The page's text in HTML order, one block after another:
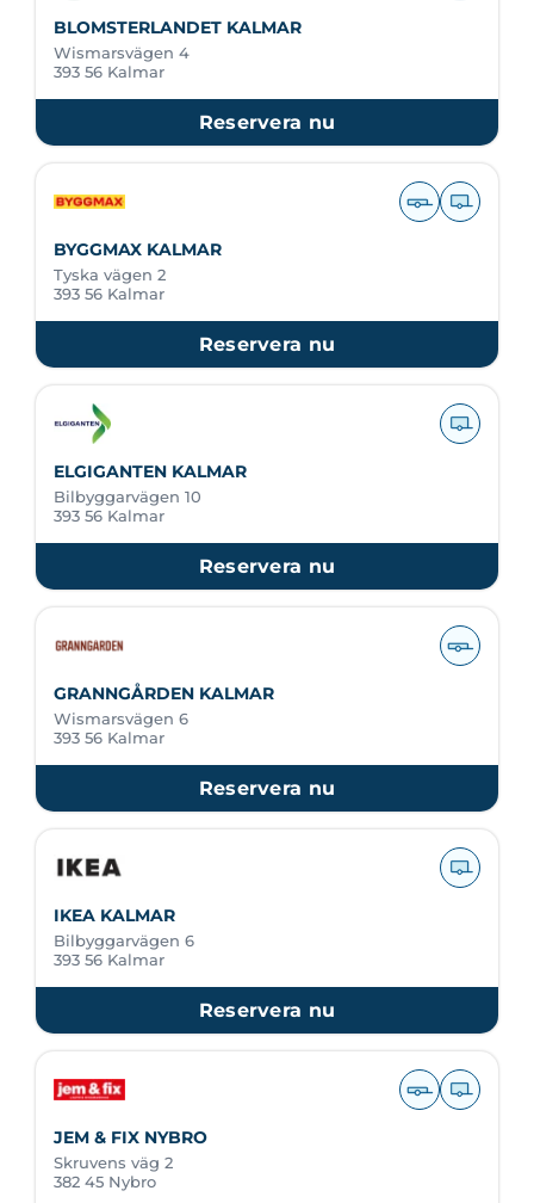
BLOMSTERLANDET KALMAR
Wismarsvägen 4
393 56 Kalmar
Reservera nu
BYGGMAX KALMAR
Tyska vägen 2
393 56 Kalmar
Reservera nu
ELGIGANTEN KALMAR
Bilbyggarvägen 10
393 56 Kalmar
Reservera nu
GRANNGÅRDEN KALMAR
Wismarsvägen 6
393 56 Kalmar
Reservera nu
IKEA KALMAR
Bilbyggarvägen 6
393 56 Kalmar
Reservera nu
JEM & FIX NYBRO
Skruvens väg 2
382 45 Nybro